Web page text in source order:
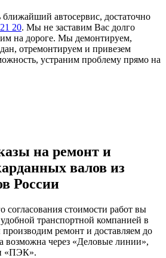
ближайший автосервис, достаточно
20. Мы не заставим Вас долго
на дороге. Мы демонтируем,
отремонтируем и привезем
устраним проблему прямо на
на ремонт и
валов из
России
согласования стоимости работ вы
транспортной компанией в
ремонт и доставляем до
возможна через «Деловые линии»,
«ПЭК».